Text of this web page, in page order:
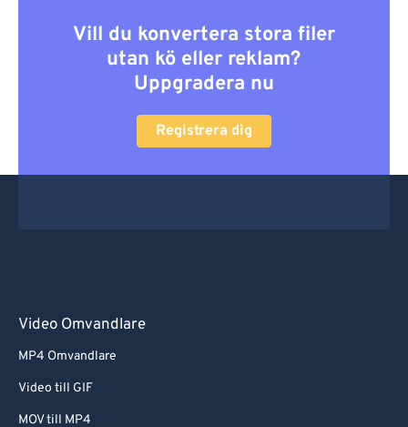
Vill du konvertera stora filer
utan kö eller reklam?
Uppgradera nu
Registrera dig
Video Omvandlare
MP4 Omvandlare
Video till GIF
MOV till MP4